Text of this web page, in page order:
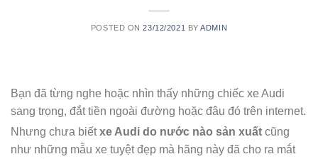
POSTED ON23/12/2021 BYADMIN
Bạn đã từng nghe hoặc nhìn thấy những chiếc xe Audi
sang trọng, đắt tiền ngoài đường hoặc đâu đó trên internet.
Nhưng chưa biếtxe Audi do nước nào sản xuất cũng
như những mẫu xe tuyệt đẹp mà hãng này đã cho ra mắt